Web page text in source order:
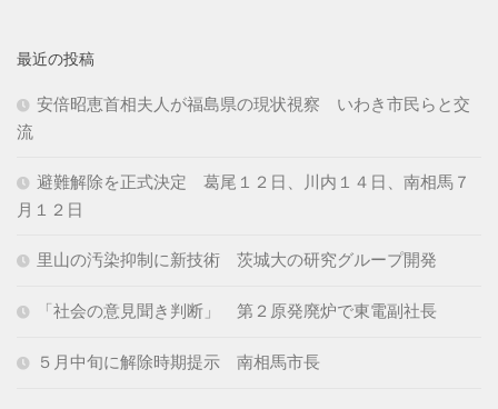
最近の投稿
安倍昭恵首相夫人が福島県の現状視察 いわき市民らと交
流
避難解除を正式決定 葛尾１２日、川内１４日、南相馬７
月１２日
里山の汚染抑制に新技術 茨城大の研究グループ開発
「社会の意見聞き判断」 第２原発廃炉で東電副社長
５月中旬に解除時期提示 南相馬市長